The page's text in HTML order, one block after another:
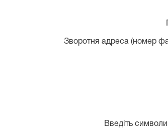
Зворотня адреса (номер
Введіть